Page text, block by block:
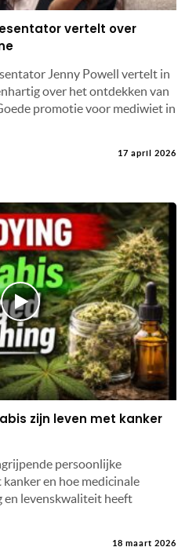
vertelt over
Jenny Powell vertelt in
over het ontdekken van
promotie voor mediwiet in
17 april 2026
zijn leven met kanker
persoonlijke
en hoe medicinale
en levenskwaliteit heeft
18 maart 2026